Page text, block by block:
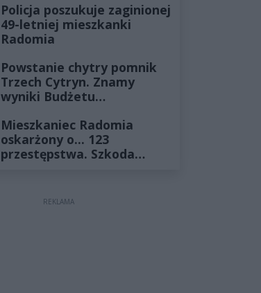
Policja poszukuje zaginionej
49-letniej mieszkanki
Radomia
Powstanie chytry pomnik
Trzech Cytryn. Znamy
wyniki Budżetu
Mieszkaniec Radomia
oskarżony o... 123
przestępstwa. Szkoda
REKLAMA